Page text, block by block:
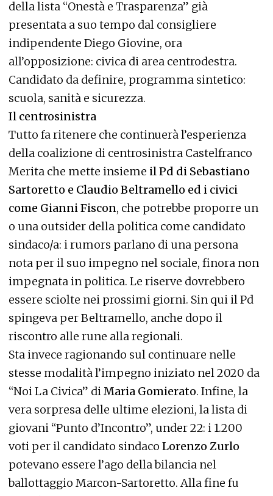
della lista “Onestà e Trasparenza” già
presentata a suo tempo dal consigliere
indipendente Diego Giovine, ora
all’opposizione: civica di area centrodestra.
Candidato da definire, programma sintetico:
scuola, sanità e sicurezza.
Il centrosinistra
Tutto fa ritenere che continuerà l’esperienza
della coalizione di centrosinistra Castelfranco
Merita che mette insieme il Pd di Sebastiano
Sartoretto e Claudio Beltramello ed i civici
come Gianni Fiscon, che potrebbe proporre un
o una outsider della politica come candidato
sindaco/a: i rumors parlano di una persona
nota per il suo impegno nel sociale, finora non
impegnata in politica. Le riserve dovrebbero
essere sciolte nei prossimi giorni. Sin qui il Pd
spingeva per Beltramello, anche dopo il
riscontro alle rune alla regionali.
Sta invece ragionando sul continuare nelle
stesse modalità l’impegno iniziato nel 2020 da
“Noi La Civica” diMaria Gomierato. Infine, la
vera sorpresa delle ultime elezioni, la lista di
giovani “Punto d’Incontro”, under 22: i 1.200
voti per il candidato sindaco Lorenzo Zurlo
potevano essere l’ago della bilancia nel
ballottaggio Marcon-Sartoretto. Alla fine fu